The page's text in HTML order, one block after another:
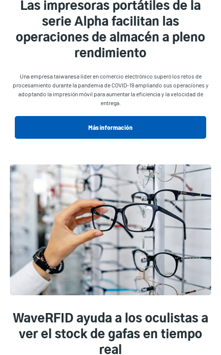
Las impresoras portátiles de la
serie Alpha facilitan las
operaciones de almacén a pleno
rendimiento
Una empresa taiwanesa líder en comercio electrónico superó los retos de
procesamiento durante la pandemia de COVID-19 ampliando sus operaciones y
adoptando la impresión móvil para aumentar la eficiencia y la velocidad de
entrega.
Más información
WaveRFID ayuda a los oculistas a
ver el stock de gafas en tiempo
real